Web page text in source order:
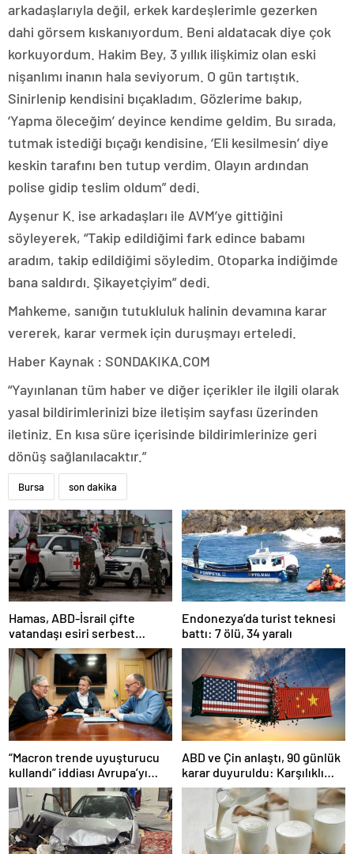
arkadaşlarıyla değil, erkek kardeşlerimle gezerken
dahi görsem kıskanıyordum. Beni aldatacak diye çok
korkuyordum. Hakim Bey, 3 yıllık ilişkimiz olan eski
nişanlımı inanın hala seviyorum. O gün tartıştık.
Sinirlenip kendisini bıçakladım. Gözlerime bakıp,
‘Yapma öleceğim’ deyince kendime geldim. Bu sırada,
tutmak istediği bıçağı kendisine, ‘Eli kesilmesin’ diye
keskin tarafını ben tutup verdim. Olayın ardından
polise gidip teslim oldum” dedi.
Ayşenur K. ise arkadaşları ile AVM’ye gittiğini
söyleyerek, “Takip edildiğimi fark edince babamı
aradım, takip edildiğimi söyledim. Otoparka indiğimde
bana saldırdı. Şikayetçiyim” dedi.
Mahkeme, sanığın tutukluluk halinin devamına karar
vererek, karar vermek için duruşmayı erteledi.
Haber Kaynak : SONDAKIKA.COM
“Yayınlanan tüm haber ve diğer içerikler ile ilgili olarak
yasal bildirimlerinizi bize iletişim sayfası üzerinden
iletiniz. En kısa süre içerisinde bildirimlerinize geri
dönüş sağlanılacaktır.”
Bursa son dakika
Hamas, ABD-İsrail çifte
vatandaşı esiri serbest
bırakacağını duyurdu
Endonezya’da turist teknesi
battı: 7 ölü, 34 yaralı
“Macron trende uyuşturucu
kullandı” iddiası Avrupa’yı
karıştırmıştı: Fransa’dan
“peçeteli” yalanlama geldi!
ABD ve Çin anlaştı, 90 günlük
karar duyuruldu: Karşılıklı
tarife indirimi geldi!